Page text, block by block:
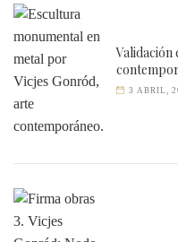
Validación
3 ABRIL,